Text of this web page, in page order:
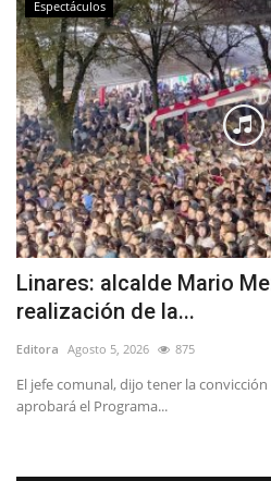
Municipal
Política
Diputado
Editora